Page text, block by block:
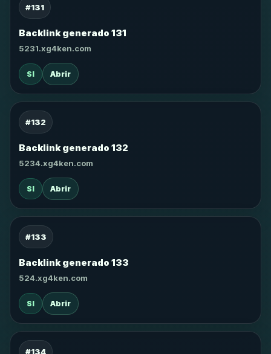
#131
Backlink generado 131
5231.xg4ken.com
SI Abrir
#132
Backlink generado 132
5234.xg4ken.com
SI Abrir
#133
Backlink generado 133
524.xg4ken.com
SI Abrir
#134